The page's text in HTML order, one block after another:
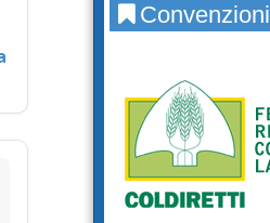
Convenzioni